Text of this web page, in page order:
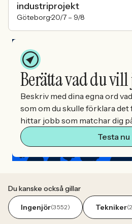
industriprojekt
Göteborg20/7 – 9/8
Berätta vad du
Beskriv med dina egna ord
som om du skulle förklara det
hittar jobb som matchar dig
Testa nu
Du kanske också gillar
Ingenjör(3 552) Tekniker